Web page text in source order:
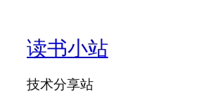
读书小站
技术分享站